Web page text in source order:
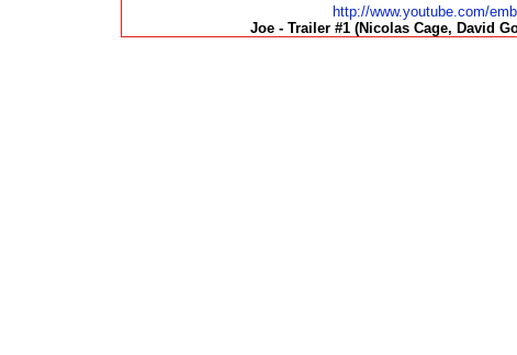
http://www.youtube.com/
Joe - Trailer #1 (Nicolas Cage, David